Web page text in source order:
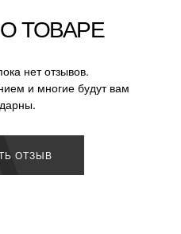
ТОВАРЕ
нет отзывов.
и многие будут вам
ОТЗЫВ